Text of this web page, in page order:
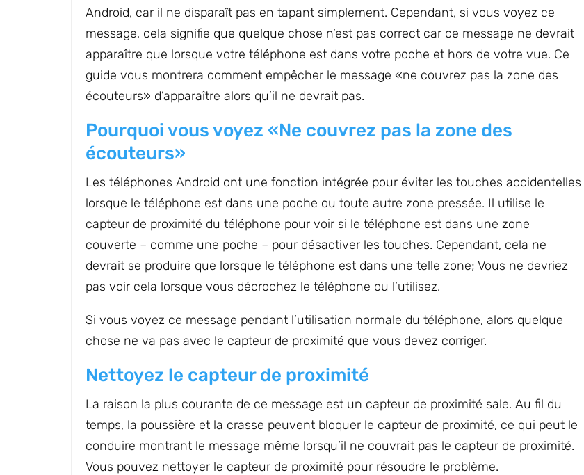
Android, car il ne disparaît pas en tapant simplement. Cependant, si vous voyez ce
message, cela signifie que quelque chose n’est pas correct car ce message ne devrait
apparaître que lorsque votre téléphone est dans votre poche et hors de votre vue. Ce
guide vous montrera comment empêcher le message «ne couvrez pas la zone des
écouteurs» d’apparaître alors qu’il ne devrait pas.
Pourquoi vous voyez «Ne couvrez pas la zone des
écouteurs»
Les téléphones Android ont une fonction intégrée pour éviter les touches accidentelles
lorsque le téléphone est dans une poche ou toute autre zone pressée. Il utilise le
capteur de proximité du téléphone pour voir si le téléphone est dans une zone
couverte – comme une poche – pour désactiver les touches. Cependant, cela ne
devrait se produire que lorsque le téléphone est dans une telle zone; Vous ne devriez
pas voir cela lorsque vous décrochez le téléphone ou l’utilisez.
Si vous voyez ce message pendant l’utilisation normale du téléphone, alors quelque
chose ne va pas avec le capteur de proximité que vous devez corriger.
Nettoyez le capteur de proximité
La raison la plus courante de ce message est un capteur de proximité sale. Au fil du
temps, la poussière et la crasse peuvent bloquer le capteur de proximité, ce qui peut le
conduire montrant le message même lorsqu’il ne couvrait pas le capteur de proximité.
Vous pouvez nettoyer le capteur de proximité pour résoudre le problème.